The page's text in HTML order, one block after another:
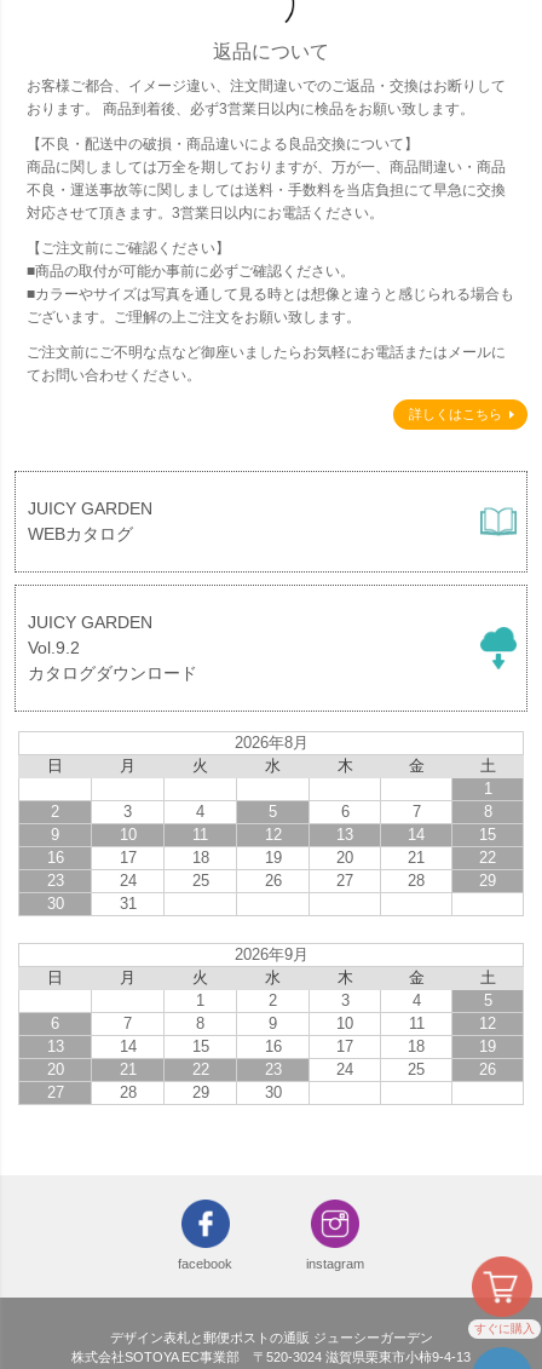
すぐに購入
返品について
お客様ご都合、イメージ違い、注文間違いでのご返品・交換はお断りして
おります。 商品到着後、必ず3営業日以内に検品をお願い致します。
【不良・配送中の破損・商品違いによる良品交換について】
商品に関しましては万全を期しておりますが、万が一、商品間違い・商品
不良・運送事故等に関しましては送料・手数料を当店負担にて早急に交換
対応させて頂きます。3営業日以内にお電話ください。
【ご注文前にご確認ください】
■商品の取付が可能か事前に必ずご確認ください。
■カラーやサイズは写真を通して見る時とは想像と違うと感じられる場合も
ございます。ご理解の上ご注文をお願い致します。
ご注文前にご不明な点など御座いましたらお気軽にお電話またはメールに
てお問い合わせください。
詳しくはこちら
JUICY GARDEN
WEBカタログ
JUICY GARDEN
Vol.9.2
カタログダウンロード
2026年8月
日
月 火 水 木 金
土
1
2
3 4 5 6 7
8
9
10 11 12 13 14
15
16
17 18 19 20 21
22
23
24 25 26 27 28
29
30
31
2026年9月
日
月 火 水 木 金
土
1
2 3 4
5
6
7 8 9 10 11
12
13
14 15 16 17 18
19
20
21 22 23 24 25
26
27
28 29 30
facebook instagram
デザイン表札と郵便ポストの通販 ジューシーガーデン
株式会社SOTOYA EC事業部 〒520-3024 滋賀県栗東市小柿9-4-13